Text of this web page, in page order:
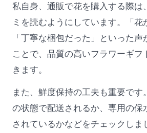
私自身、通販で花を購入する際は
ミを読むようにしています。「花
「丁寧な梱包だった」といった
ことで、品質の高いフラワーギフ
きます。
また、鮮度保持の工夫も重要で
の状態で配送されるか、専用の保
されているかなどをチェックしま